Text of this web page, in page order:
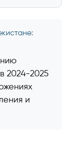
2024-2025
и